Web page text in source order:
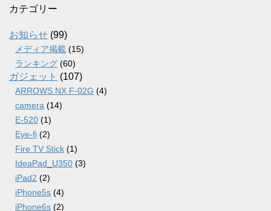
カ
ブ
カテゴリー
お知らせ (99)
メディア掲載 (15)
ランキング (60)
ガジェット (107)
ARROWS NX F-02G (4)
camera (14)
E-520 (1)
Eye-fi (2)
Fire TV Stick (1)
IdeaPad_U350 (3)
iPad2 (2)
iPhone5s (4)
iPhone6s (2)